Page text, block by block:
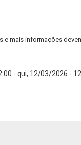
e mais informações
- qui, 12/03/2026 -